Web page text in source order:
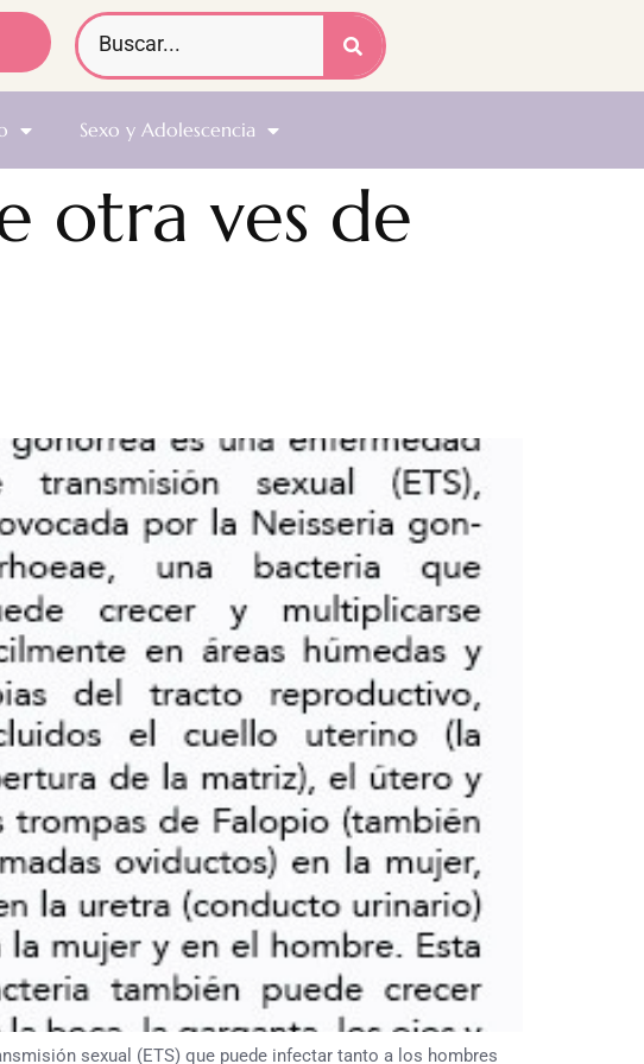
Sexo y Adolescencia
otra ves de
sexual (ETS) que puede infectar tanto a los hombres